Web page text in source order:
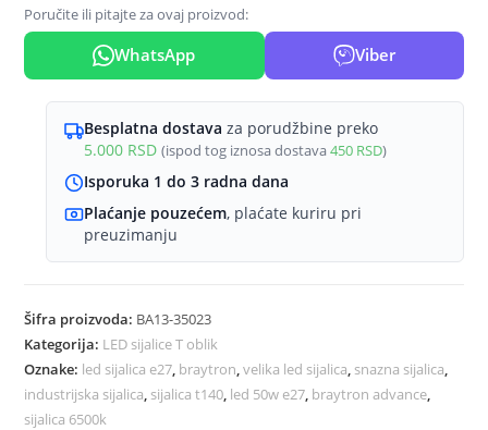
50W
E27
6500K
Braytron
Advance
količina
Poručite ili pitajte za ovaj proizvod:
WhatsApp Viber
Besplatna dostava za porudžbine preko
5.000 RSD (ispod tog iznosa dostava450 RSD)
Isporuka 1 do 3 radna dana
Plaćanje pouzećem, plaćate kuriru pri
preuzimanju
Šifra proizvoda: BA13-35023
Kategorija: LED sijalice T oblik
Oznake: led sijalica e27, braytron,velika led sijalica, snazna sijalica,
industrijska sijalica, sijalica t140, led 50w e27, braytron advance,
sijalica 6500k